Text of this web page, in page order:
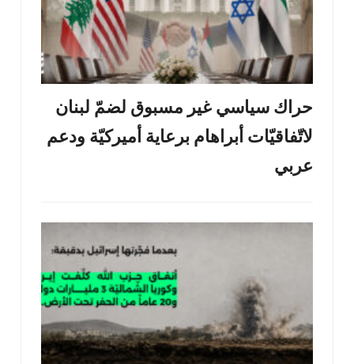
حراك سياسي غير مسبوق لضمّ لبنان
لاتّفاقيّات أبراهام برعاية أميركيّة ودعم
عربي